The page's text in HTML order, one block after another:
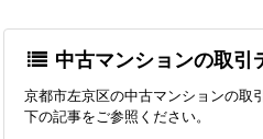
中古マンションの取引
京都市左京区の中古マンションの取
下の記事をご参照ください。